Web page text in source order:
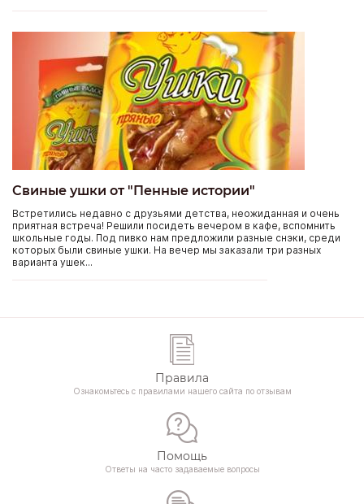
Свиные ушки от "Пенные истории"
Встретились недавно с друзьями детства, неожиданная и очень
приятная встреча! Решили посидеть вечером в кафе, вспомнить
школьные годы. Под пивко нам предложили разные снэки, среди
которых были свиные ушки. На вечер мы заказали три разных
варианта ушек...
Правила
Ознакомьтесь с правилами нашего сайта по отзывам
Помощь
Ответы на часто задаваемые вопросы